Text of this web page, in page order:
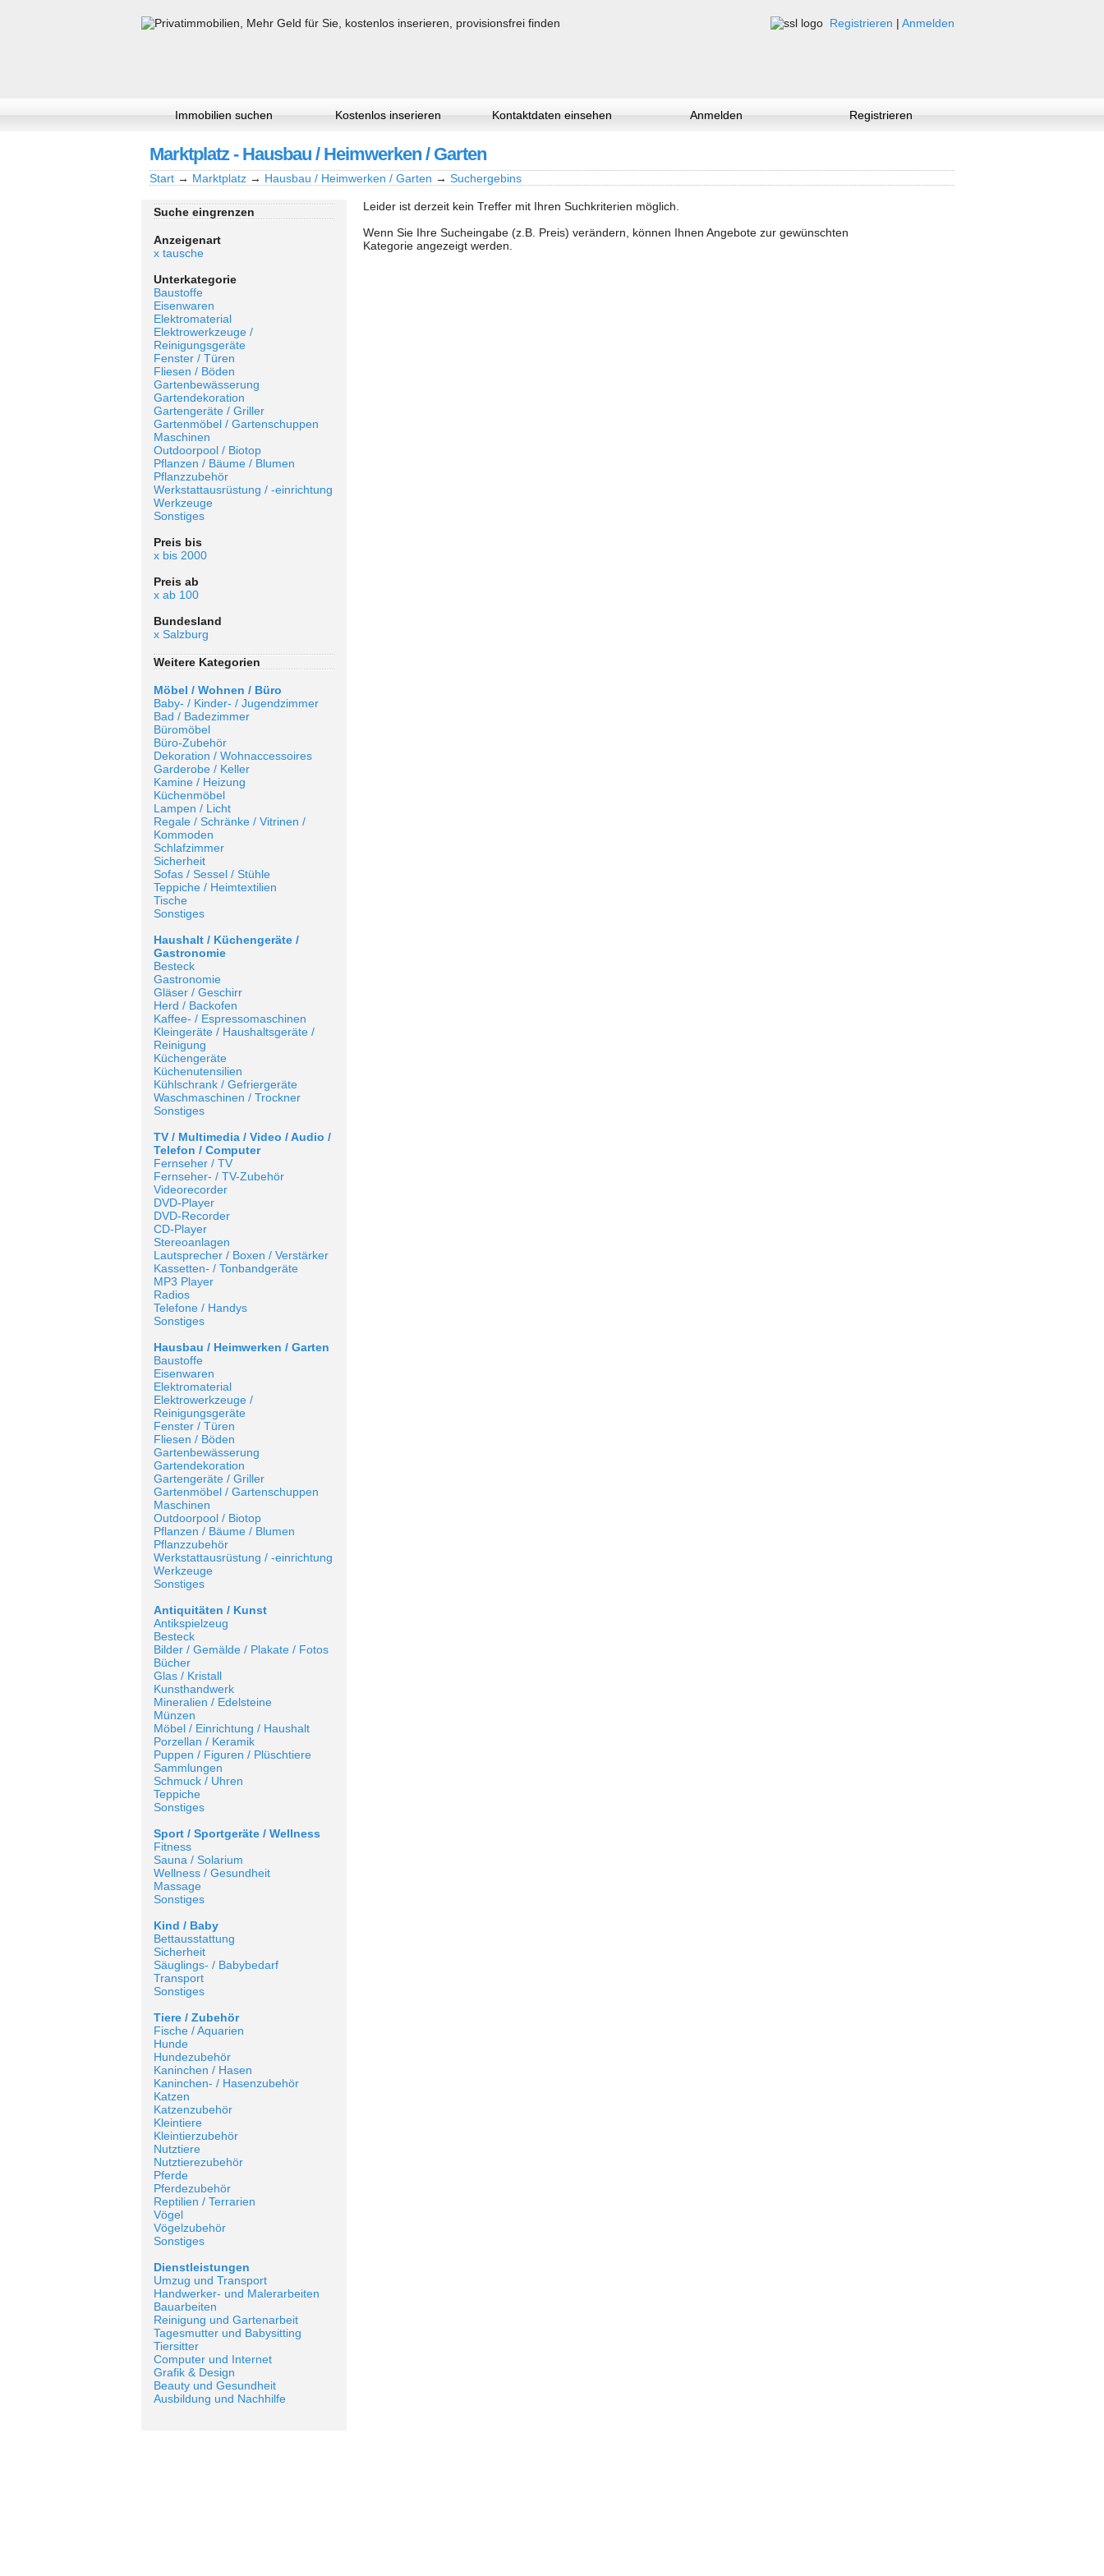
Registrieren | Anmelden
Immobilien suchen Kostenlos inserieren Kontaktdaten einsehen Anmelden Registrieren
Marktplatz - Hausbau / Heimwerken / Garten
Start → Marktplatz → Hausbau / Heimwerken / Garten → Suchergebins
Suche eingrenzen
Anzeigenart
x tausche
Unterkategorie
Baustoffe
Eisenwaren
Elektromaterial
Elektrowerkzeuge /
Reinigungsgeräte
Fenster / Türen
Fliesen / Böden
Gartenbewässerung
Gartendekoration
Gartengeräte / Griller
Gartenmöbel / Gartenschuppen
Maschinen
Outdoorpool / Biotop
Pflanzen / Bäume / Blumen
Pflanzzubehör
Werkstattausrüstung / -einrichtung
Werkzeuge
Sonstiges
Preis bis
x bis 2000
Preis ab
x ab 100
Bundesland
x Salzburg
Weitere Kategorien
Möbel / Wohnen / Büro
Baby- / Kinder- / Jugendzimmer
Bad / Badezimmer
Büromöbel
Büro-Zubehör
Dekoration / Wohnaccessoires
Garderobe / Keller
Kamine / Heizung
Küchenmöbel
Lampen / Licht
Regale / Schränke / Vitrinen /
Kommoden
Schlafzimmer
Sicherheit
Sofas / Sessel / Stühle
Teppiche / Heimtextilien
Tische
Sonstiges
Haushalt / Küchengeräte /
Gastronomie
Besteck
Gastronomie
Gläser / Geschirr
Herd / Backofen
Kaffee- / Espressomaschinen
Kleingeräte / Haushaltsgeräte /
Reinigung
Küchengeräte
Küchenutensilien
Kühlschrank / Gefriergeräte
Waschmaschinen / Trockner
Sonstiges
TV / Multimedia / Video / Audio /
Telefon / Computer
Fernseher / TV
Fernseher- / TV-Zubehör
Videorecorder
DVD-Player
DVD-Recorder
CD-Player
Stereoanlagen
Lautsprecher / Boxen / Verstärker
Kassetten- / Tonbandgeräte
MP3 Player
Radios
Telefone / Handys
Sonstiges
Hausbau / Heimwerken / Garten
Baustoffe
Eisenwaren
Elektromaterial
Elektrowerkzeuge /
Reinigungsgeräte
Fenster / Türen
Fliesen / Böden
Gartenbewässerung
Gartendekoration
Gartengeräte / Griller
Gartenmöbel / Gartenschuppen
Maschinen
Outdoorpool / Biotop
Pflanzen / Bäume / Blumen
Pflanzzubehör
Werkstattausrüstung / -einrichtung
Werkzeuge
Sonstiges
Antiquitäten / Kunst
Antikspielzeug
Besteck
Bilder / Gemälde / Plakate / Fotos
Bücher
Glas / Kristall
Kunsthandwerk
Mineralien / Edelsteine
Münzen
Möbel / Einrichtung / Haushalt
Porzellan / Keramik
Puppen / Figuren / Plüschtiere
Sammlungen
Schmuck / Uhren
Teppiche
Sonstiges
Sport / Sportgeräte / Wellness
Fitness
Sauna / Solarium
Wellness / Gesundheit
Massage
Sonstiges
Kind / Baby
Bettausstattung
Sicherheit
Säuglings- / Babybedarf
Transport
Sonstiges
Tiere / Zubehör
Fische / Aquarien
Hunde
Hundezubehör
Kaninchen / Hasen
Kaninchen- / Hasenzubehör
Katzen
Katzenzubehör
Kleintiere
Kleintierzubehör
Nutztiere
Nutztierezubehör
Pferde
Pferdezubehör
Reptilien / Terrarien
Vögel
Vögelzubehör
Sonstiges
Dienstleistungen
Umzug und Transport
Handwerker- und Malerarbeiten
Bauarbeiten
Reinigung und Gartenarbeit
Tagesmutter und Babysitting
Tiersitter
Computer und Internet
Grafik & Design
Beauty und Gesundheit
Ausbildung und Nachhilfe
Leider ist derzeit kein Treffer mit Ihren Suchkriterien möglich.
Wenn Sie Ihre Sucheingabe (z.B. Preis) verändern, können Ihnen Angebote zur gewünschten
Kategorie angezeigt werden.